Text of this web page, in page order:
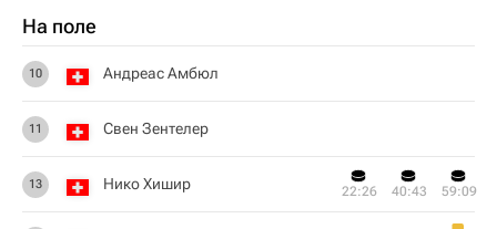
На поле
10 Андреас Амбюл
11 Свен Зентелер
13 Нико Хишир 22:26 40:43 59:09